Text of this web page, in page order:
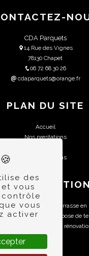
CDA Parquets
14 Rue des Vignes
78130 Chapet
06 72 68 30 26
cdaparquets@orange.fr
PLAN DU SITE
Accueil
Nos prestations
Nos réalisations
parquet
parquet
en bois
terrasse
pose de
des
vous
vous
activer